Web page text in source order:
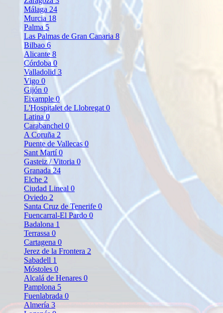
Málaga 24
Murcia 18
Palma 5
Las Palmas de Gran Canaria 8
Bilbao 6
Alicante 8
Córdoba 0
Valladolid 3
Vigo 0
Gijón 0
Eixample 0
L'Hospitalet de Llobregat 0
Latina0
Carabanchel 0
A Coruña 2
Puente de Vallecas 0
Sant Martí0
Gasteiz / Vitoria 0
Granada24
Elche 2
Ciudad Lineal 0
Oviedo 2
Santa Cruz de Tenerife 0
Fuencarral-El Pardo 0
Badalona 1
Terrassa 0
Cartagena 0
Jerez de la Frontera 2
Sabadell 1
Móstoles 0
Alcalá de Henares 0
Pamplona 5
Fuenlabrada 0
Almería3